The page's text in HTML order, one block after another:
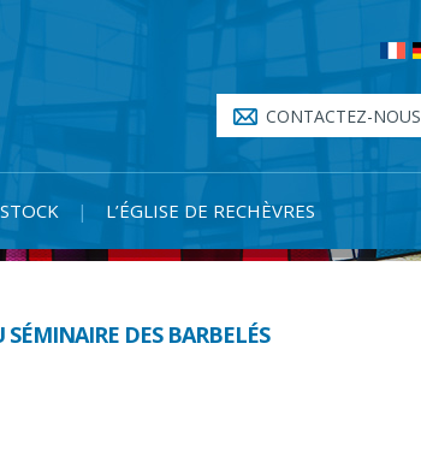
L’ÉGLISE DE RECHÈVRES
CONTACTEZ-NOUS
DES BARBELÉS